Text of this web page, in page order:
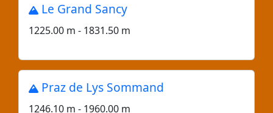
Le Grand Sancy
1225.00 m - 1831.50 m
Praz de Lys Sommand
1246.10 m - 1960.00 m